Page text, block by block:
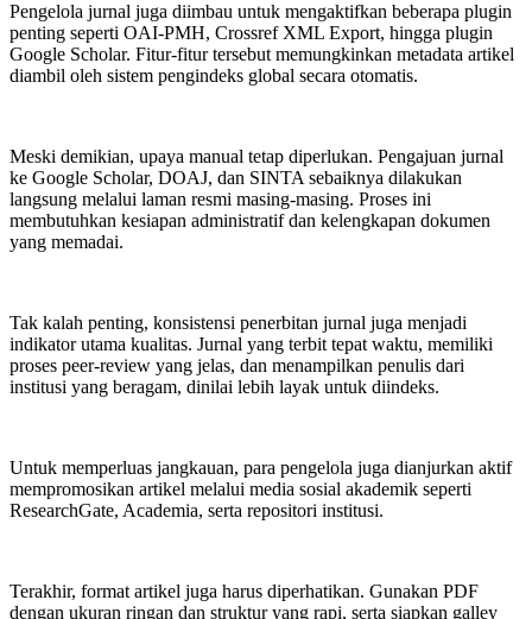
Pengelola jurnal juga diimbau untuk mengaktifkan beberapa plugin
penting seperti OAI-PMH, Crossref XML Export, hingga plugin
Google Scholar. Fitur-fitur tersebut memungkinkan metadata artikel
diambil oleh sistem pengindeks global secara otomatis.
Meski demikian, upaya manual tetap diperlukan. Pengajuan jurnal
ke Google Scholar, DOAJ, dan SINTA sebaiknya dilakukan
langsung melalui laman resmi masing-masing. Proses ini
membutuhkan kesiapan administratif dan kelengkapan dokumen
yang memadai.
Tak kalah penting, konsistensi penerbitan jurnal juga menjadi
indikator utama kualitas. Jurnal yang terbit tepat waktu, memiliki
proses peer-review yang jelas, dan menampilkan penulis dari
institusi yang beragam, dinilai lebih layak untuk diindeks.
Untuk memperluas jangkauan, para pengelola juga dianjurkan aktif
mempromosikan artikel melalui media sosial akademik seperti
ResearchGate, Academia, serta repositori institusi.
Terakhir, format artikel juga harus diperhatikan. Gunakan PDF
dengan ukuran ringan dan struktur yang rapi, serta siapkan galley